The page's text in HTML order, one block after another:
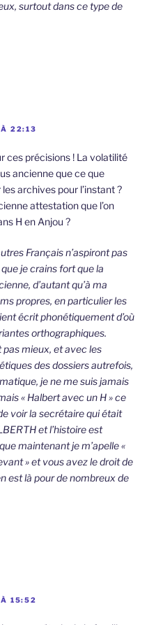
surtout dans ce type de
22:13
ces précisions ! La volatilité
ancienne que ce que
archives pour l’instant ?
attestation que l’on
H en Anjou ?
Français n’aspiront pas
je crains fort que la
d’autant qu’à ma
propres, en particulier les
écrit phonétiquement d’où
orthographiques.
mieux, et avec les
des dossiers autrefois,
je ne me suis jamais
« Halbert avec un H » ce
voir la secrétaire qui était
et l’histoire est
maintenant je m’apelle «
» et vous avez le droit de
est là pour de nombreux de
15:52